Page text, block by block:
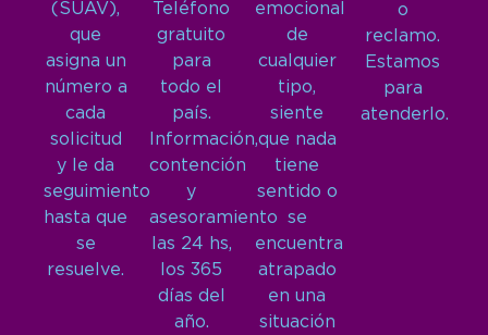
(SUAV),
que
asigna un
número a
cada
solicitud
y le da
seguimiento
hasta que
se
resuelve.
Teléfono
gratuito
para
todo el
país.
Información,
contención
y
asesoramiento
las 24 hs,
los 365
días del
año.
emocional
de
cualquier
tipo,
siente
que nada
tiene
sentido o
se
encuentra
atrapado
en una
situación
o
reclamo.
Estamos
para
atenderlo.